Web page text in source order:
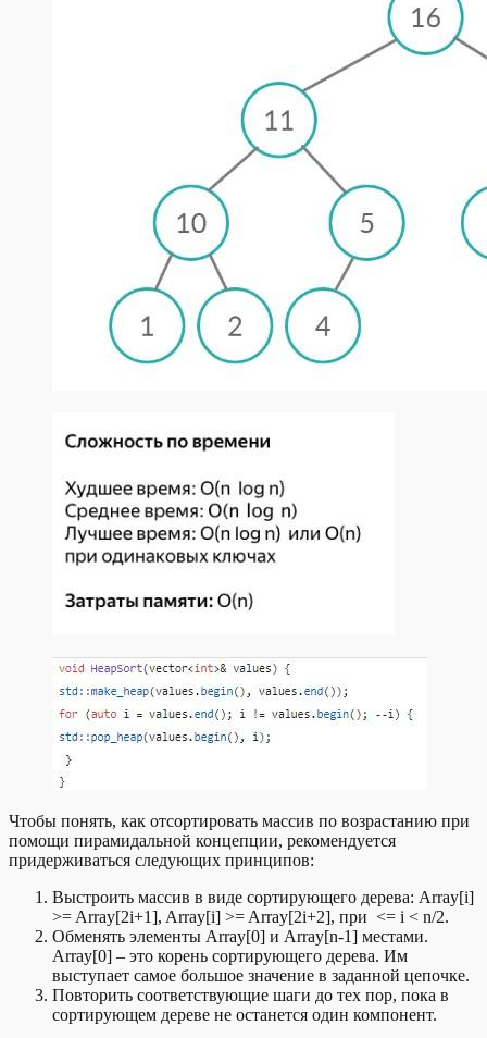
Чтобы понять, как отсортировать массив по возрастанию при
помощи пирамидальной концепции, рекомендуется
придерживаться следующих принципов:
Выстроить массив в виде сортирующего дерева: Array[i]
>= Array[2i+1], Array[i] >= Array[2i+2], при <= i < n/2.
Обменять элементы Array[0] и Array[n-1] местами.
Array[0] – это корень сортирующего дерева. Им
выступает самое большое значение в заданной цепочке.
Повторить соответствующие шаги до тех пор, пока в
сортирующем дереве не останется один компонент.